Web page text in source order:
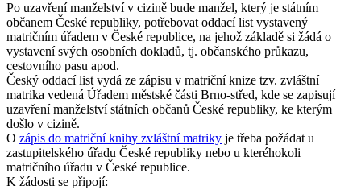
Po uzavření manželství v cizině bude manžel, který je státním
občanem České republiky, potřebovat oddací list vystavený
matričním úřadem v České republice, na jehož základě si žádá o
vystavení svých osobních dokladů, tj. občanského průkazu,
cestovního pasu apod.
Český oddací list vydá ze zápisu v matriční knize tzv. zvláštní
matrika vedená Úřadem městské části Brno-střed, kde se zapisují
uzavření manželství státních občanů České republiky, ke kterým
došlo v cizině.
O zápis do matriční knihy zvláštní matriky je třeba požádat u
zastupitelského úřadu České republiky nebo u kteréhokoli
matričního úřadu v České republice.
K žádosti se připojí: